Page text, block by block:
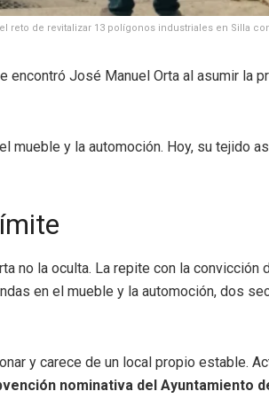
reto de revitalizar 13 polígonos industriales en Silla
José Manuel Orta al asumir la
y la automoción. Hoy, su tejido
no la oculta. La repite con la
en el mueble y la automoción, dos
y carece de un local propio estable.
nominativa del Ayuntamiento